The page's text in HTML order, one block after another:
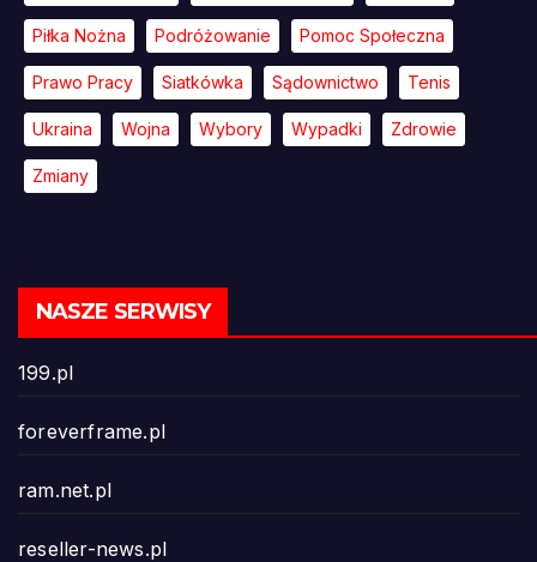
Piłka Nożna Podróżowanie Pomoc Społeczna
Prawo Pracy Siatkówka Sądownictwo Tenis
Ukraina Wojna Wybory Wypadki Zdrowie
Zmiany
NASZE SERWISY
199.pl
foreverframe.pl
ram.net.pl
reseller-news.pl